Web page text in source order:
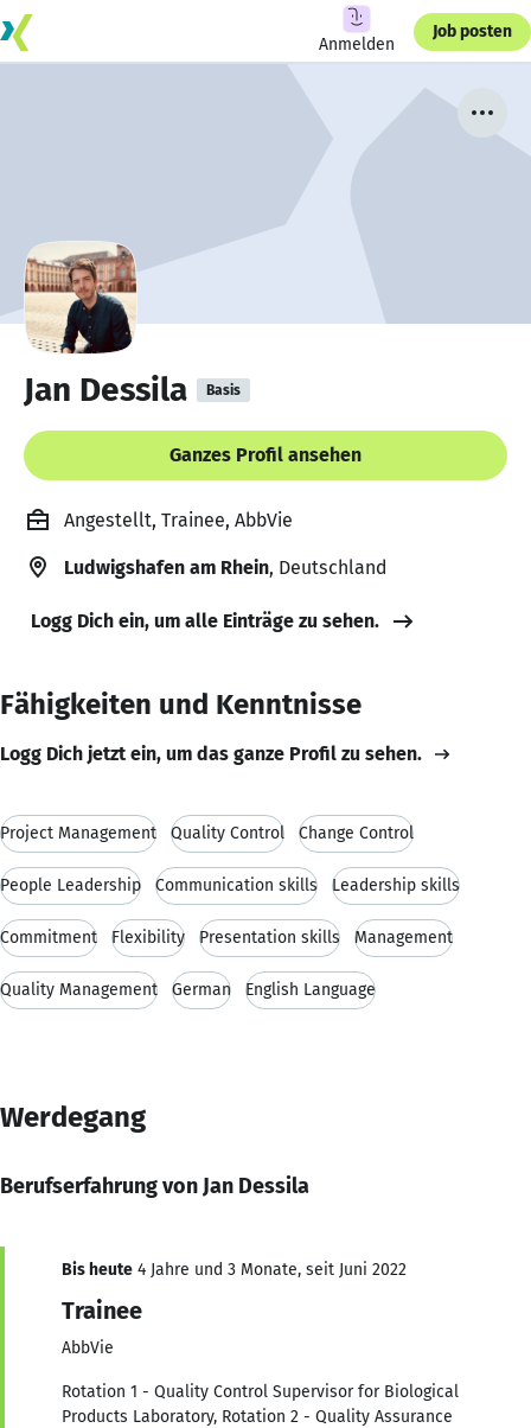
Anmelden
Job posten
Jan Dessila Basis
Ganzes Profil ansehen
Angestellt, Trainee, AbbVie
Ludwigshafen am Rhein, Deutschland
Logg Dich ein, um alle Einträge zu sehen.
Fähigkeiten und Kenntnisse
Logg Dich jetzt ein, um das ganze Profil zu sehen.
Project Management Quality Control Change Control
People Leadership Communication skills Leadership skills
Commitment Flexibility Presentation skills Management
Quality Management German English Language
Werdegang
Berufserfahrung von Jan Dessila
Bis heute 4 Jahre und 3 Monate, seit Juni 2022
Trainee
AbbVie
Rotation 1 - Quality Control Supervisor for Biological
Products Laboratory, Rotation 2 - Quality Assurance